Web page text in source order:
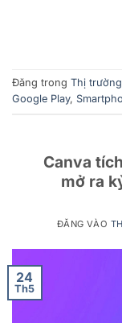
Đăng trong Thị trường
Google Play,
Canva
mở ra
ĐĂNG VÀO
24
Th5